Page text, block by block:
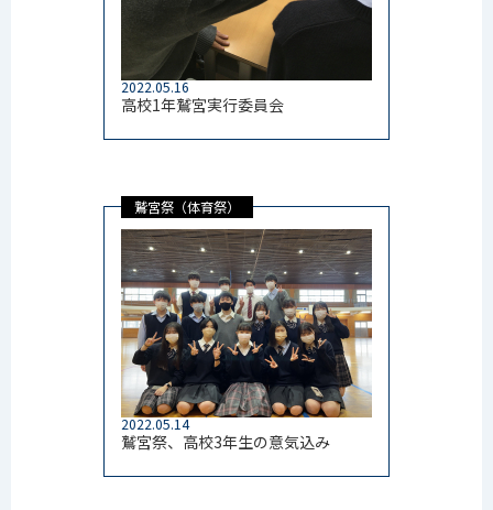
2022.05.16
高校1年鷲宮実行委員会
鷲宮祭（体育祭）
2022.05.14
鷲宮祭、高校3年生の意気込み